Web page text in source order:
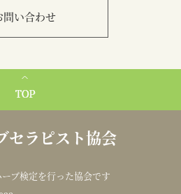
問い合わせ
セラピスト協会
ブ検定を行った協会です